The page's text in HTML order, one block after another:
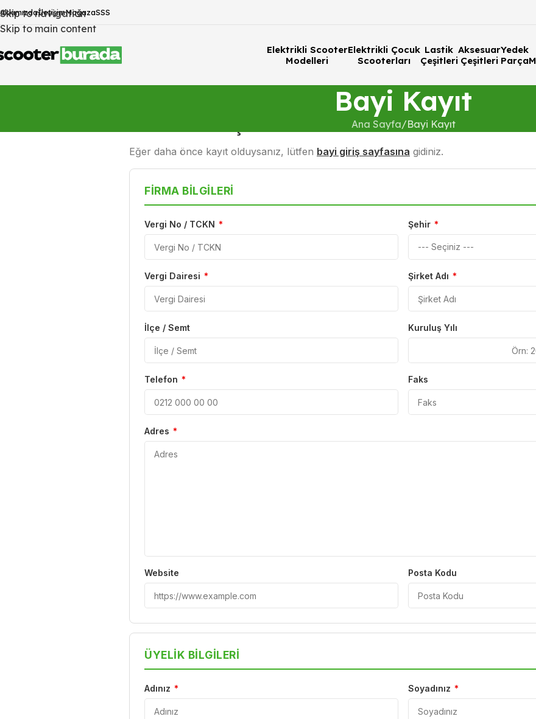
Skip to navigation
Skip to main content
İletişimMağazaSSS
Elektrikli Scooter
Modelleri
Elektrikli Çocuk
Scooterları
Lastik
Çeşitleri
Aksesuar
Çeşitleri
Yedek
Parça
Bayi Kayıt
Ana Sayfa Bayi Kayıt
Eğer daha önce kayıt olduysanız, lütfen bayi giriş sayfasına gidiniz.
FIRMA BILGILERI
Vergi No / TCKN * Şehir *
Vergi Dairesi * Şirket Adı *
İlçe / Semt Kuruluş Yılı
Telefon * Faks
Adres *
Website Posta Kodu
ÜYELIK BILGILERI
Adınız * Soyadınız *